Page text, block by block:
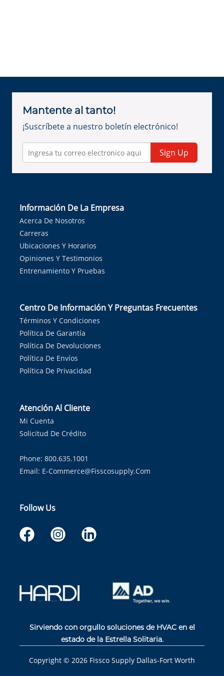
Mantente al tanto!
¡Suscríbete a nuestro boletín electrónico!
Sign Up
Información De La Empresa
Acerca De Nosotros
Carreras
Ubicaciones Y Horarios
Opiniones Y Testimonios
Entrenamiento Y Pruebas
Centro De Información Y Preguntas Frecuentes
Términos Y Condiciones
Política De Garantía
Política De Devoluciones
Política De Envíos
Política De Privacidad
Atención Al Cliente
Mi Cuenta
Solicitud De Crédito
Phone: 800.635.1001
Email: E-Commerce@fisscosupply.com
Follow Us
Sirviendo con orgullo soluciones de HVAC en el
estado de la Estrella Solitaria.
Copyright © 2026 Fissco Supply Dallas-Fort Worth